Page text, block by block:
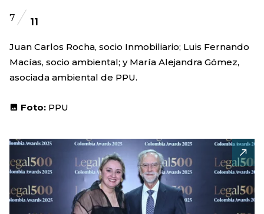
7 11
Juan Carlos Rocha, socio Inmobiliario; Luis Fernando
Macías, socio ambiental; y María Alejandra Gómez,
asociada ambiental de PPU.
Foto: PPU